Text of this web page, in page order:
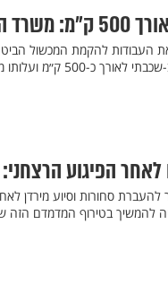
בגבול ירדן
העבודות להקמת המכשול
מוערכת ב-5.5 מיליארד שקלים
הפיגוע
בטירוף המדמדם הזה